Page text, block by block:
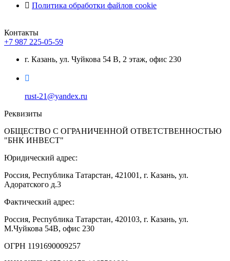
Политика обработки файлов cookie
Контакты
+7 987 225-05-59
г. Казань, ул. Чуйкова 54 В, 2 этаж, офис 230
rust-21@yandex.ru
Реквизиты
ОБЩЕСТВО С ОГРАНИЧЕННОЙ ОТВЕТСТВЕННОСТЬЮ
"БНК ИНВЕСТ"
Юридический адрес:
Россия, Республика Татарстан, 421001, г. Казань, ул.
Адоратского д.3
Фактический адрес:
Россия, Республика Татарстан, 420103, г. Казань, ул.
М.Чуйкова 54В, офис 230
ОГРН 1191690009257